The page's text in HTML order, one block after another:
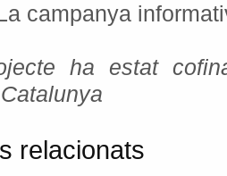
campanya
ha estat
relacionats